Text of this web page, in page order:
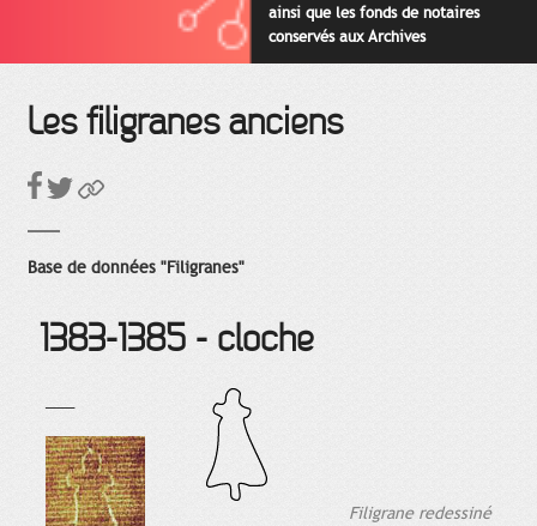
ainsi que les fonds de notaires
conservés aux Archives
départementales pour cette
Les filigranes anciens
Base de données "Filigranes"
1383-1385 - cloche
Filigrane redessiné